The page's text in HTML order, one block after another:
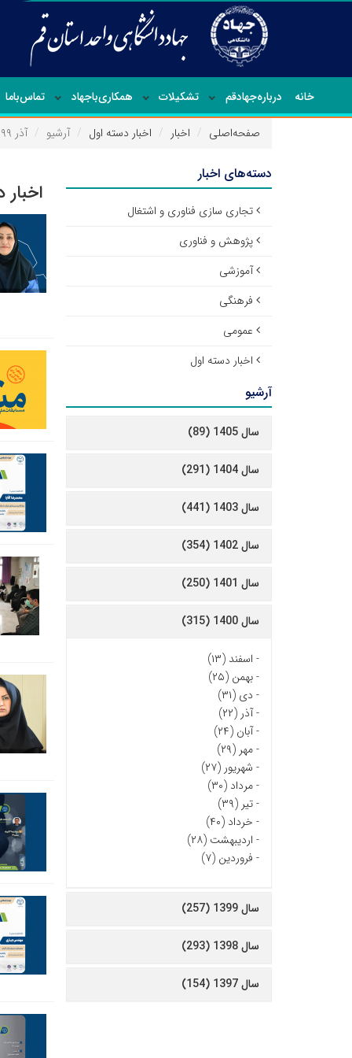
خانه درباره‌جهاد‌قم تشکیلات همکاری‌باجهاد تماس‌با‌ما
صفحه‌اصلی اخبار اخبار دسته اول آرشیو آذر ۱۳۹۹
دسته‌های اخبار
تجاری سازی فناوری و اشتغال
پژوهش و فناوری
آموزشی
فرهنگی
عمومی
اخبار دسته اول
آرشیو
سال 1405 (89)
سال 1404 (291)
سال 1403 (441)
سال 1402 (354)
سال 1401 (250)
سال 1400 (315)
- اسفند (۱۳)
-بهمن (۲۵)
- دی (۳۱)
-آذر (۲۲)
-آبان (۲۴)
-مهر (۲۹)
- شهریور (۲۷)
-مرداد (۳۰)
-تیر (۳۹)
- خرداد (۴۰)
- اردیبهشت (۲۸)
- فروردین (۷)
سال 1399 (257)
سال 1398 (293)
سال 1397 (154)